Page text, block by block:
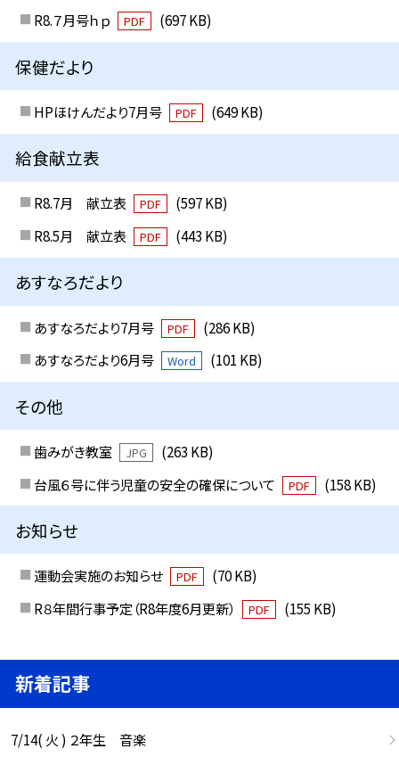
R8.７月号ｈｐ PDF (697 KB)
保健だより
HPほけんだより7月号 PDF (649 KB)
給食献立表
R8.7月 献立表 PDF
(597 KB)
R8.5月 献立表
PDF (443 KB)
あすなろだより
あすなろだより7月号 PDF
(286 KB)
あすなろだより6月号
Word (101 KB)
その他
歯みがき教室 JPG
(263 KB)
台風６号に伴う児童の安全の確保について
PDF (158 KB)
お知らせ
運動会実施のお知らせ PDF
(70 KB)
R８年間行事予定（R8年度6月更新）
PDF (155 KB)
新着記事
7/14( 火 ) ２年生 音楽